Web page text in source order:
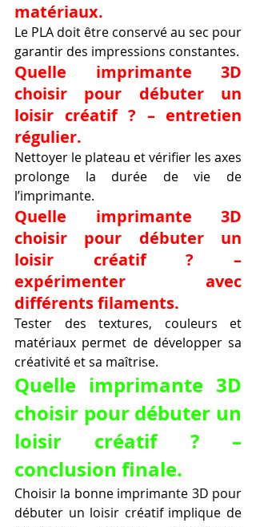
matériaux.
Le PLA doit être conservé au sec pour
garantir des impressions constantes.
Quelle imprimante 3D
choisir pour débuter un
loisir créatif ? – entretien
régulier.
Nettoyer le plateau et vérifier les axes
prolonge la durée de vie de
l’imprimante.
Quelle imprimante 3D
choisir pour débuter un
loisir créatif ? –
expérimenter avec
différents filaments.
Tester des textures, couleurs et
matériaux permet de développer sa
créativité et sa maîtrise.
Quelle imprimante 3D
choisir pour débuter un
loisir créatif ? –
conclusion finale.
Choisir la bonne imprimante 3D pour
débuter un loisir créatif implique de